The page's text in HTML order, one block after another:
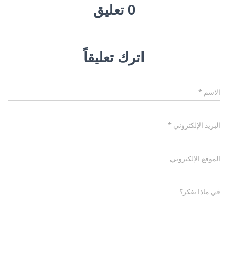
0 تعليق
اترك تعليقاً
الاسم *
البريد الإلكتروني *
الموقع الإلكتروني
في ماذا تفكر؟